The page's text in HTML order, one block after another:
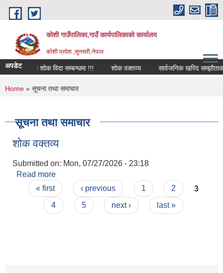
Skip to main content
कोशी गाउँपालिका,गाउँ कार्यपालिकाको कार्यालय
काेशी प्रदेश ,सुनसरी,नेपाल
अपडेट स्थानीय शोक विदा सम्बन्धमा !!! शोक वक्तव्य सार्वजनिक खरिद
You are here
Home » सूचना तथा समाचार
सूचना तथा समाचार
शोक वक्तव्य
Submitted on: Mon, 07/27/2026 - 23:18
Read more
Pages
« first ‹ previous 1 2
3
4
5 next › last »